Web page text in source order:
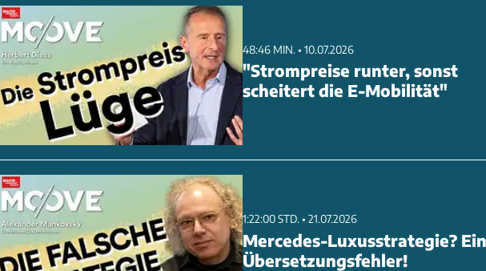
Geräuschdämmung könnte besser sein. Trotz sportlicher Qualitäten: Bei der
Verarbeitungsqualität muss Ford nachbessern, um den Premiumanspruch zu
erfüllen.
48:46 MIN. • 10.07.2026
"Strompreise runter, sonst
scheitert die E-Mobilität"
1:22:00 STD. • 21.07.2026
Mercedes-Luxusstrategie? Ein
Übersetzungsfehler!